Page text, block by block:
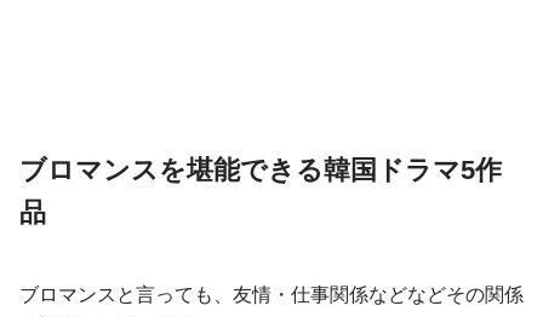
ブロマンスを堪能できる韓国ドラマ5作
品
ブロマンスと言っても、友情・仕事関係などなどその関係